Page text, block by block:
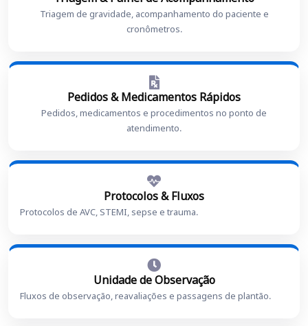
Triagem de gravidade, acompanhamento do paciente e
cronômetros.
Pedidos & Medicamentos Rápidos
Pedidos, medicamentos e procedimentos no ponto de
atendimento.
Protocolos & Fluxos
Protocolos de AVC, STEMI, sepse e trauma.
Unidade de Observação
Fluxos de observação, reavaliações e passagens de plantão.